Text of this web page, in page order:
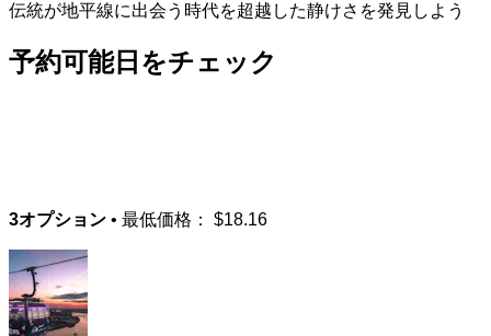
伝統が地平線に出会う時代を超越した静けさを発見しよう
予約可能日をチェック
3オプション • 最低価格： $18.16